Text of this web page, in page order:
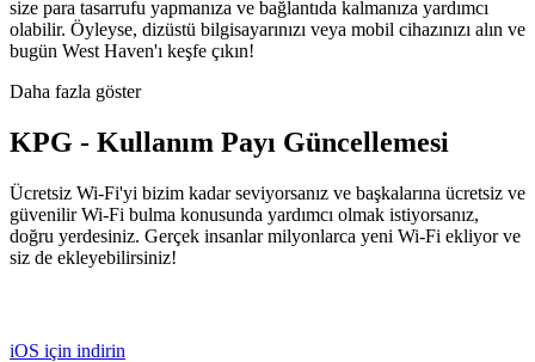
size para tasarrufu yapmanıza ve bağlantıda kalmanıza yardımcı
olabilir. Öyleyse, dizüstü bilgisayarınızı veya mobil cihazınızı alın ve
bugün West Haven'ı keşfe çıkın!
Daha fazla göster
KPG - Kullanım Payı Güncellemesi
Ücretsiz Wi-Fi'yi bizim kadar seviyorsanız ve başkalarına ücretsiz ve
güvenilir Wi-Fi bulma konusunda yardımcı olmak istiyorsanız,
doğru yerdesiniz. Gerçek insanlar milyonlarca yeni Wi-Fi ekliyor ve
siz de ekleyebilirsiniz!
iOS için indirin